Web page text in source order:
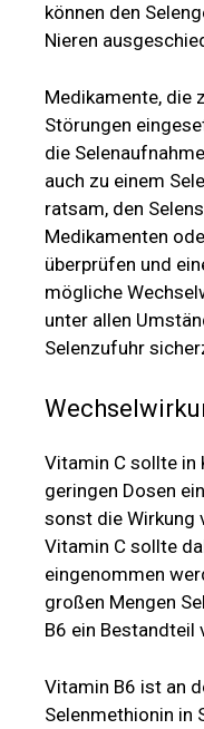
können den
Nieren
Medikamente, die
Störungen
die
auch zu einem
ratsam, den
Medikamenten
überprüfen und
mögliche
unter allen
Selenzufuhr
Vitamin C sollte in
geringen Dosen
sonst die Wirkung
Vitamin C sollte
eingenommen
großen Mengen
B6 ein Bestandteil
Vitamin B6 ist an
Selenmethionin in